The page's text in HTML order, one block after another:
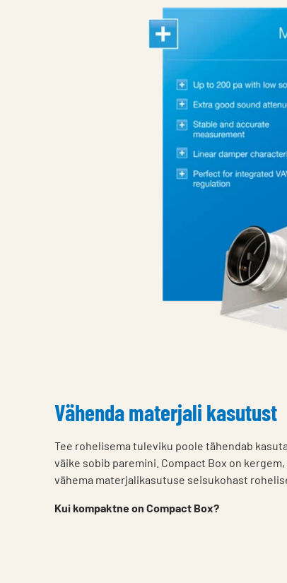
Vähenda materjali kasutust
Tee rohelisema tuleviku poole tähendab
väike sobib paremini. Compact Box on
vähema materjalikasutuse seisukohast
Kui kompaktne on Compact Box?